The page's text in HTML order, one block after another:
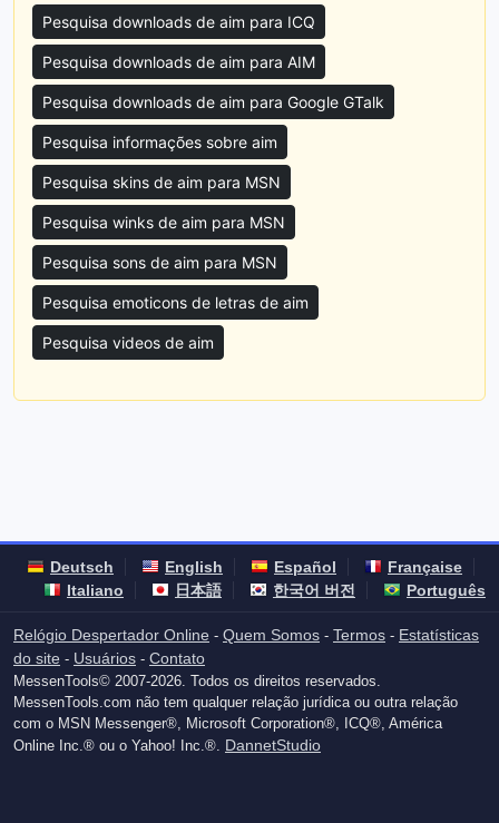
Pesquisa downloads de aim para ICQ
Pesquisa downloads de aim para AIM
Pesquisa downloads de aim para Google GTalk
Pesquisa informações sobre aim
Pesquisa skins de aim para MSN
Pesquisa winks de aim para MSN
Pesquisa sons de aim para MSN
Pesquisa emoticons de letras de aim
Pesquisa videos de aim
Deutsch English Español
Française
Italiano
日本語 한국어 버전 Português
Relógio Despertador Online - Quem Somos - Termos - Estatísticas
do site - Usuários - Contato
MessenTools© 2007-2026. Todos os direitos reservados.
MessenTools.com não tem qualquer relação jurídica ou outra relação
com o MSN Messenger®, Microsoft Corporation®, ICQ®, América
Online Inc.® ou o Yahoo! Inc.®. DannetStudio